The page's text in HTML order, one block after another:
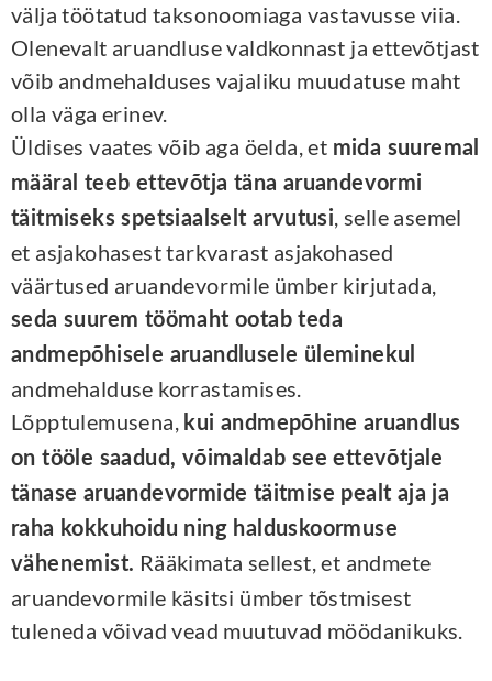
välja töötatud taksonoomiaga vastavusse viia.
Olenevalt aruandluse valdkonnast ja ettevõtjast
võib andmehalduses vajaliku muudatuse maht
olla väga erinev.
Üldises vaates võib aga öelda, et mida suuremal
määral teeb ettevõtja täna aruandevormi
täitmiseks spetsiaalselt arvutusi, selle asemel
et asjakohasest tarkvarast asjakohased
väärtused aruandevormile ümber kirjutada,
seda suurem töömaht ootab teda
andmepõhisele aruandlusele üleminekul
andmehalduse korrastamises.
Lõpptulemusena, kui andmepõhine aruandlus
on tööle saadud, võimaldab see ettevõtjale
tänase aruandevormide täitmise pealt aja ja
raha kokkuhoidu ning halduskoormuse
vähenemist. Rääkimata sellest, et andmete
aruandevormile käsitsi ümber tõstmisest
tuleneda võivad vead muutuvad möödanikuks.